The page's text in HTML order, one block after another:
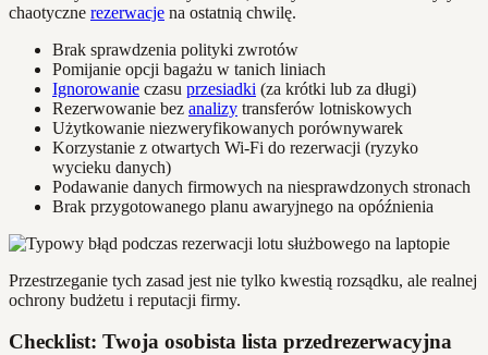
chaotyczne rezerwacje na ostatnią chwilę.
Brak sprawdzenia polityki zwrotów
Pomijanie opcji bagażu w tanich liniach
Ignorowanie czasu przesiadki (za krótki lub za długi)
Rezerwowanie bez analizy transferów lotniskowych
Użytkowanie niezweryfikowanych porównywarek
Korzystanie z otwartych Wi-Fi do rezerwacji (ryzyko
wycieku danych)
Podawanie danych firmowych na niesprawdzonych stronach
Brak przygotowanego planu awaryjnego na opóźnienia
Przestrzeganie tych zasad jest nie tylko kwestią rozsądku, ale realnej
ochrony budżetu i reputacji firmy.
Checklist: Twoja osobista lista przedrezerwacyjna